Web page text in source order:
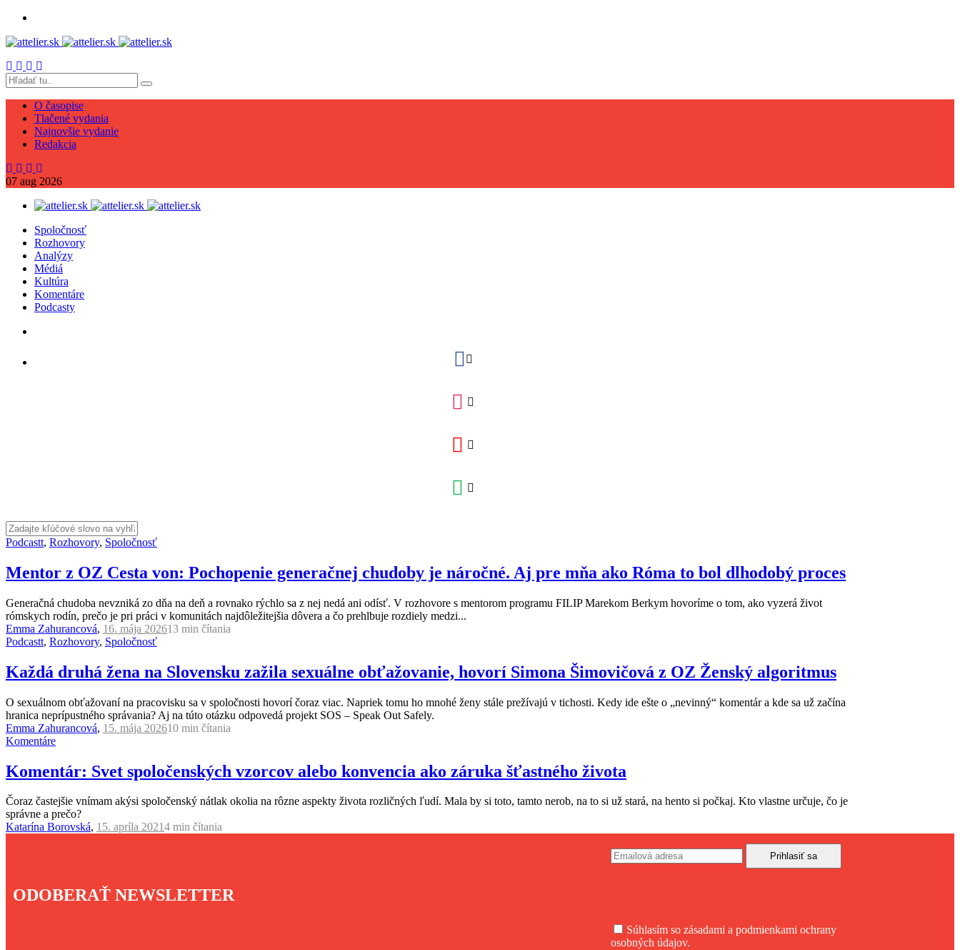
O časopise
Tlačené vydania
Najnovšie vydanie
Redakcia
07 aug 2026
Spoločnosť
Rozhovory
Analýzy
Médiá
Kultúra
Komentáre
Podcasty
Podcastt, Rozhovory, Spoločnosť
Mentor z OZ Cesta von: Pochopenie generačnej chudoby je náročné. Aj pre mňa ako Róma to bol dlhodobý proces
Generačná chudoba nevzniká zo dňa na deň a rovnako rýchlo sa z nej nedá ani odísť. V rozhovore s mentorom programu FILIP Marekom Berkym hovoríme o tom, ako vyzerá život
rómskych rodín, prečo je pri práci v komunitách najdôležitejšia dôvera a čo prehlbuje rozdiely medzi...
Emma Zahurancová, 16. mája 202613 min čítania
Podcastt, Rozhovory, Spoločnosť
Každá druhá žena na Slovensku zažila sexuálne obťažovanie, hovorí Simona Šimovičová z OZ Ženský algoritmus
O sexuálnom obťažovaní na pracovisku sa v spoločnosti hovorí čoraz viac. Napriek tomu ho mnohé ženy stále prežívajú v tichosti. Kedy ide ešte o „nevinný“ komentár a kde sa už začína
hranica neprípustného správania? Aj na túto otázku odpovedá projekt SOS – Speak Out Safely.
Emma Zahurancová, 15. mája 202610 min čítania
Komentáre
Komentár: Svet spoločenských vzorcov alebo konvencia ako záruka šťastného života
Čoraz častejšie vnímam akýsi spoločenský nátlak okolia na rôzne aspekty života rozličných ľudí. Mala by si toto, tamto nerob, na to si už stará, na hento si počkaj. Kto vlastne určuje, čo je
správne a prečo?
Katarína Borovská, 15. apríla 20214 min čítania
ODOBERAŤ NEWSLETTER
Súhlasím so zásadami a podmienkami ochrany
osobných údajov.